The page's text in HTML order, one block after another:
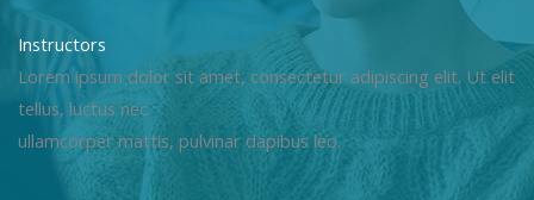
Instructors
Lorem ipsum dolor sit amet, consectetur adipiscing elit. Ut elit
tellus, luctus nec
ullamcorper mattis, pulvinar dapibus leo.